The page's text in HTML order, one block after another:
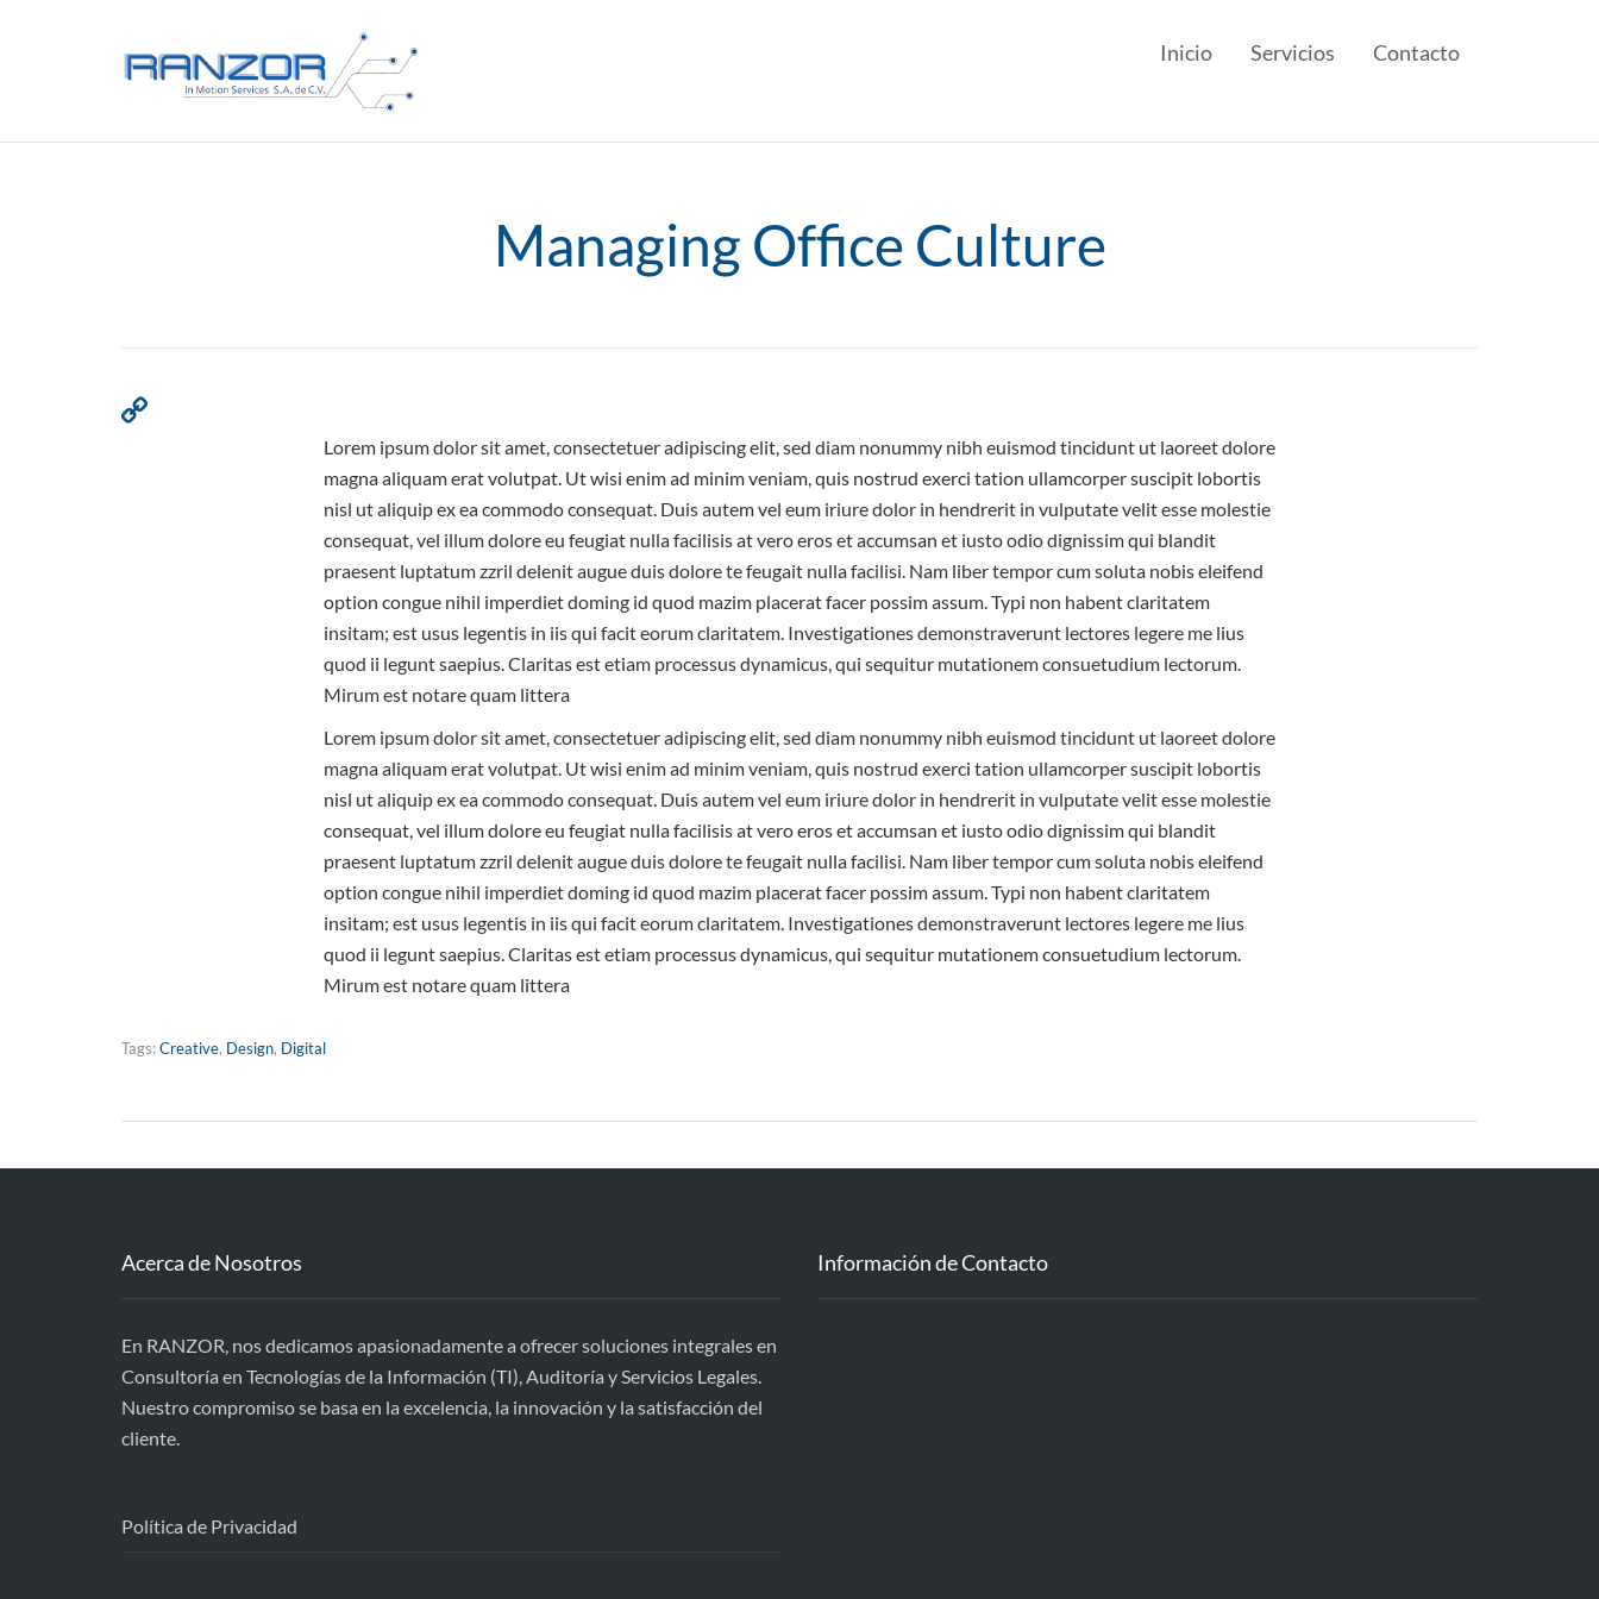
Inicio Servicios Contacto
Managing Office Culture
Lorem ipsum dolor sit amet, consectetuer adipiscing elit, sed diam nonummy nibh euismod tincidunt ut laoreet dolore
magna aliquam erat volutpat. Ut wisi enim ad minim veniam, quis nostrud exerci tation ullamcorper suscipit lobortis
nisl ut aliquip ex ea commodo consequat. Duis autem vel eum iriure dolor in hendrerit in vulputate velit esse molestie
consequat, vel illum dolore eu feugiat nulla facilisis at vero eros et accumsan et iusto odio dignissim qui blandit
praesent luptatum zzril delenit augue duis dolore te feugait nulla facilisi. Nam liber tempor cum soluta nobis eleifend
option congue nihil imperdiet doming id quod mazim placerat facer possim assum. Typi non habent claritatem
insitam; est usus legentis in iis qui facit eorum claritatem. Investigationes demonstraverunt lectores legere me lius
quod ii legunt saepius. Claritas est etiam processus dynamicus, qui sequitur mutationem consuetudium lectorum.
Mirum est notare quam littera
Lorem ipsum dolor sit amet, consectetuer adipiscing elit, sed diam nonummy nibh euismod tincidunt ut laoreet dolore
magna aliquam erat volutpat. Ut wisi enim ad minim veniam, quis nostrud exerci tation ullamcorper suscipit lobortis
nisl ut aliquip ex ea commodo consequat. Duis autem vel eum iriure dolor in hendrerit in vulputate velit esse molestie
consequat, vel illum dolore eu feugiat nulla facilisis at vero eros et accumsan et iusto odio dignissim qui blandit
praesent luptatum zzril delenit augue duis dolore te feugait nulla facilisi. Nam liber tempor cum soluta nobis eleifend
option congue nihil imperdiet doming id quod mazim placerat facer possim assum. Typi non habent claritatem
insitam; est usus legentis in iis qui facit eorum claritatem. Investigationes demonstraverunt lectores legere me lius
quod ii legunt saepius. Claritas est etiam processus dynamicus, qui sequitur mutationem consuetudium lectorum.
Mirum est notare quam littera
Tags:Creative, Design, Digital
Acerca de Nosotros
En RANZOR, nos dedicamos apasionadamente a ofrecer soluciones integrales en
Consultoría en Tecnologías de la Información (TI), Auditoría y Servicios Legales.
Nuestro compromiso se basa en la excelencia, la innovación y la satisfacción del
cliente.
Política de Privacidad
Información de Contacto